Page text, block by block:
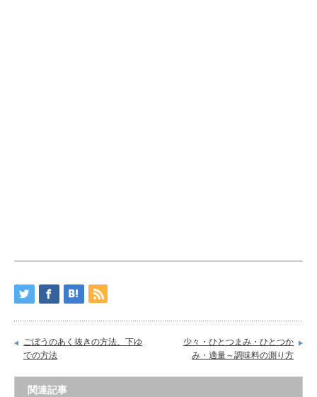
ごぼうのあく抜きの方法、下ゆ
での方法
少々・ひとつまみ・ひとつか
み・適量～調味料の測り方
関連記事